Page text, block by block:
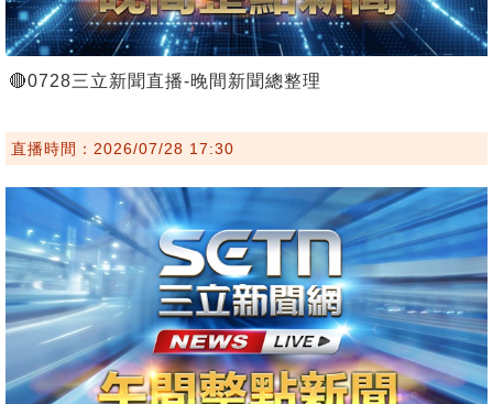
🔴0728三立新聞直播-晚間新聞總整理
直播時間：2026/07/28 17:30